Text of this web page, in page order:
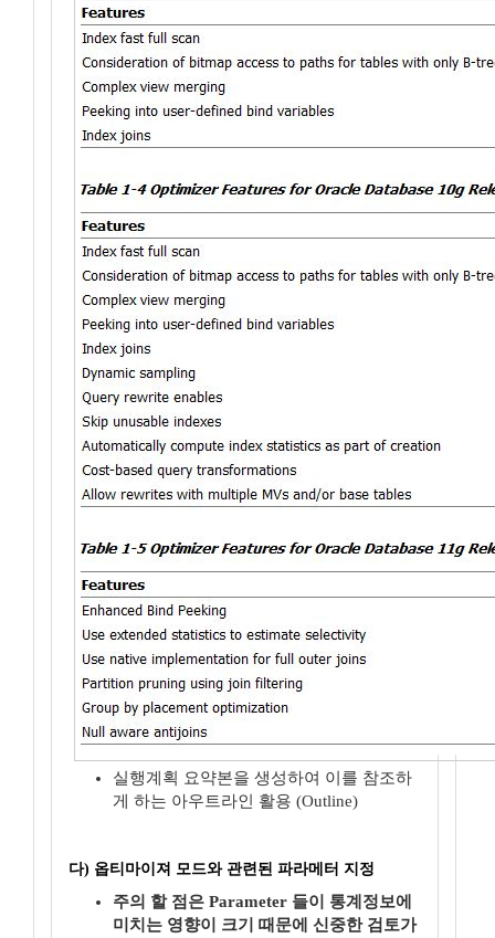
실행계획 요약본을 생성하여 이를 참조하
게 하는 아우트라인 활용 (Outline)
다) 옵티마이져 모드와 관련된 파라메터 지정
주의 할 점은 Parameter 들이 통계정보에
미치는 영향이 크기 때문에 신중한 검토가